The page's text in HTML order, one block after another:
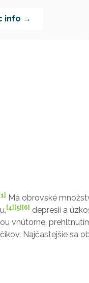
info →
[1]
Má obrovské
[4] [5] [6] depresií a
vnútorne,
Najčastejšie sa